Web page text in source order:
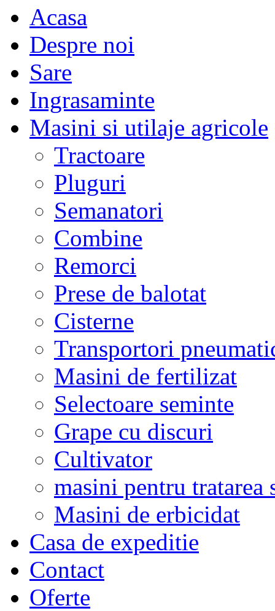
Acasa
Despre noi
Sare
Ingrasaminte
Masini si utilaje agricole
Tractoare
Pluguri
Semanatori
Combine
Remorci
Prese de balotat
Cisterne
Transportori
Masini de fertilizat
Selectoare seminte
Grape cu discuri
Cultivator
masini pentru tratarea
Masini de erbicidat
Casa de expeditie
Contact
Oferte